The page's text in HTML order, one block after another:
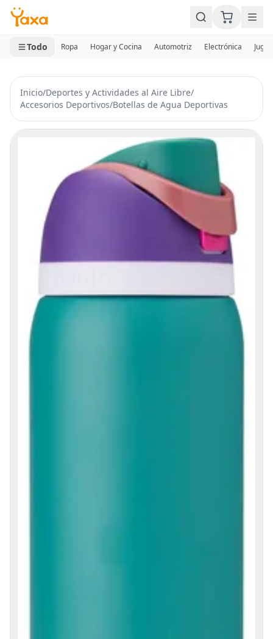
MINI CARRITO
0 productos
Todo Ropa Hogar y Cocina Automotriz Electrónica
Inicio/Deportes y Actividades al Aire Libre/
Accesorios Deportivos/Botellas de Agua Deportivas